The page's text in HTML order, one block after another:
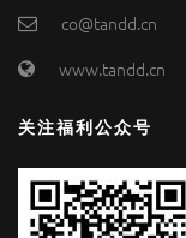
co@tandd.cn
www.tandd.cn
关注福利公众号